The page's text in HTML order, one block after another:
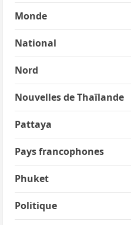
Monde
National
Nord
Nouvelles de Thaïlande
Pattaya
Pays francophones
Phuket
Politique